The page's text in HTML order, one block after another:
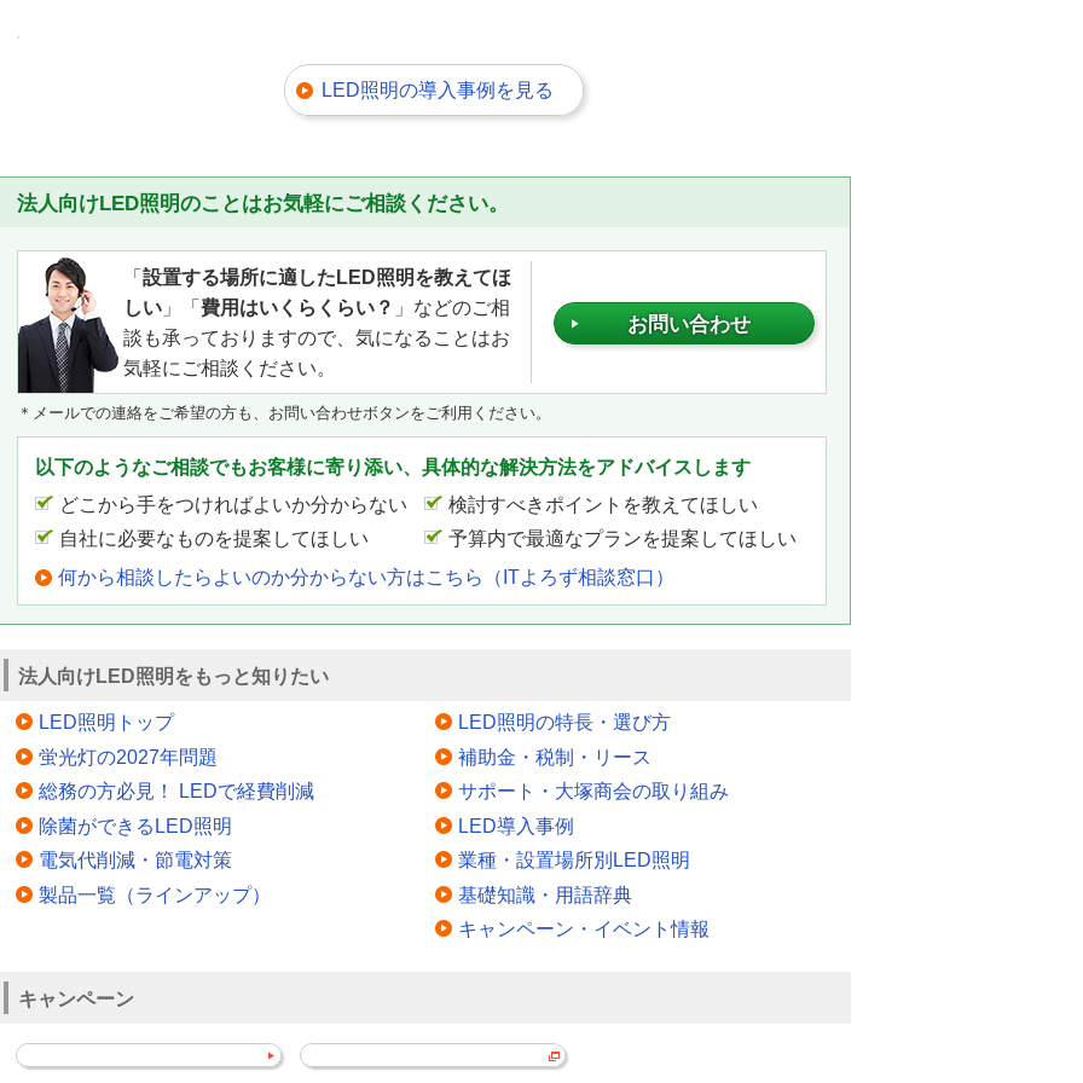
LED照明の導入事例を見る
法人向けLED照明のことはお気軽にご相談ください。
「 設置する場所に適したLED照明を教えてほ
しい 」「 費用はいくらくらい？ 」などのご相
談も承っておりますので、気になることはお
気軽にご相談ください。
お問い合わせ
＊メールでの連絡をご希望の方も、お問い合わせボタンをご利用ください。
以下のようなご相談でもお客様に寄り添い、具体的な解決方法をアドバイスします
どこから手をつければよいか分からない
検討すべきポイントを教えてほしい
自社に必要なものを提案してほしい
予算内で最適なプランを提案してほしい
何から相談したらよいのか分からない方はこちら（ITよろず相談窓口）
法人向けLED照明をもっと知りたい
LED照明トップ
蛍光灯の2027年問題
総務の方必見！ LEDで経費削減
除菌ができるLED照明
電気代削減・節電対策
製品一覧（ラインアップ）
LED照明の特長・選び方
補助金・税制・リース
サポート・大塚商会の取り組み
LED導入事例
業種・設置場所別LED照明
基礎知識・用語辞典
キャンペーン・イベント情報
キャンペーン